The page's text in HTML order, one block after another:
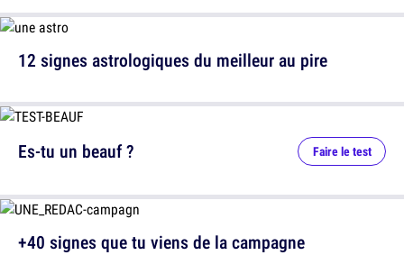
12 signes astrologiques du meilleur au pire
Es-tu un beauf ? Faire le test
+40 signes que tu viens de la campagne